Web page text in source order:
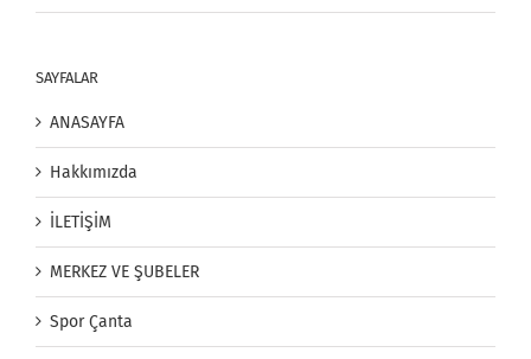
SAYFALAR
ANASAYFA
Hakkımızda
İLETİŞİM
MERKEZ VE ŞUBELER
Spor Çanta